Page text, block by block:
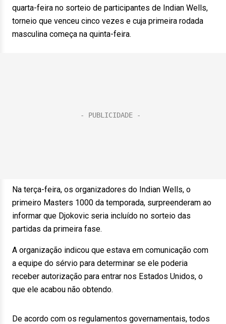
quarta-feira no sorteio de participantes de Indian Wells,
torneio que venceu cinco vezes e cuja primeira rodada
masculina começa na quinta-feira.
Na terça-feira, os organizadores do Indian Wells, o
primeiro Masters 1000 da temporada, surpreenderam ao
informar que Djokovic seria incluído no sorteio das
partidas da primeira fase.
A organização indicou que estava em comunicação com
a equipe do sérvio para determinar se ele poderia
receber autorização para entrar nos Estados Unidos, o
que ele acabou não obtendo.
De acordo com os regulamentos governamentais, todos